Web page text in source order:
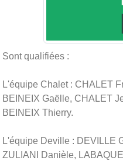
Sont qualifiées :
L'équipe Chalet : CHALET
BEINEIX Gaëlle, CHALET
BEINEIX Thierry.
L'équipe Deville : DEVILLE
ZULIANI Danièle,